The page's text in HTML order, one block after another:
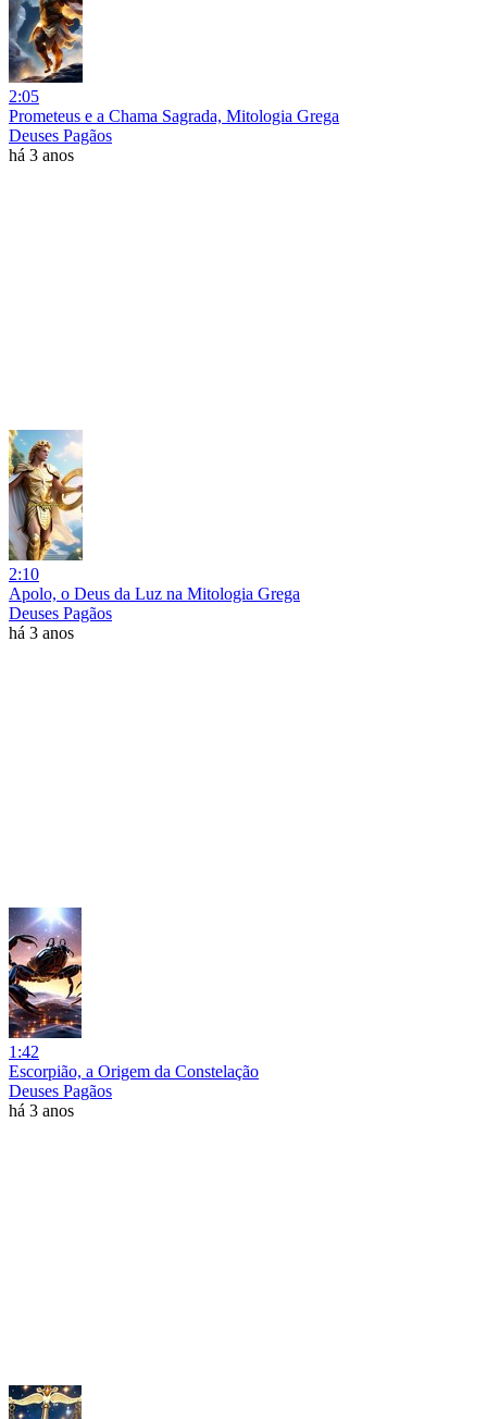
2:05
Prometeus e a Chama Sagrada, Mitologia Grega
Deuses Pagãos
há 3 anos
2:10
Apolo, o Deus da Luz na Mitologia Grega
Deuses Pagãos
há 3 anos
1:42
Escorpião, a Origem da Constelação
Deuses Pagãos
há 3 anos